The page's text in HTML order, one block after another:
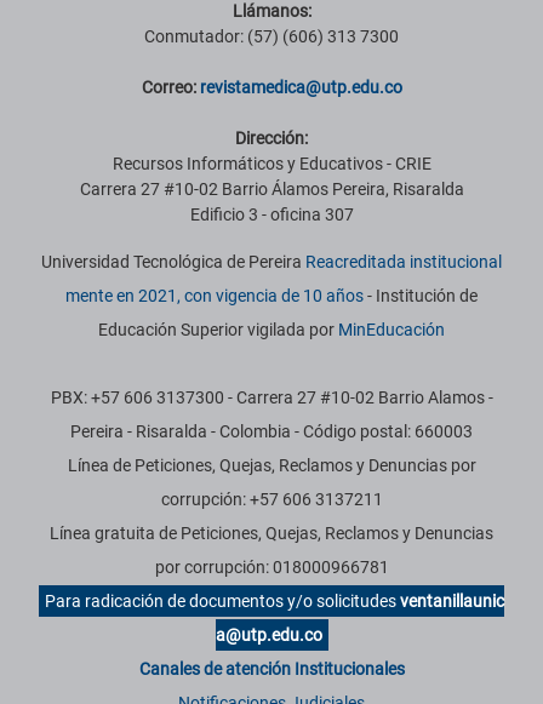
Llámanos:
Conmutador: (57) (606) 313 7300
Correo: revistamedica@utp.edu.co
Dirección:
Recursos Informáticos y Educativos - CRIE
Carrera 27 #10-02 Barrio Álamos Pereira, Risaralda
Edificio 3 - oficina 307
Universidad Tecnológica de Pereira Reacreditada institucional
mente en 2021, con vigencia de 10 años- Institución de
Educación Superior vigilada por MinEducación
PBX: +57 606 3137300 - Carrera 27 #10-02 Barrio Alamos -
Pereira - Risaralda - Colombia - Código postal: 660003
Línea de Peticiones, Quejas, Reclamos y Denuncias por
corrupción: +57 606 3137211
Línea gratuita de Peticiones, Quejas, Reclamos y Denuncias
por corrupción: 018000966781
Para radicación de documentos y/o solicitudesventanillaunic
a@utp.edu.co
Canales de atención Institucionales